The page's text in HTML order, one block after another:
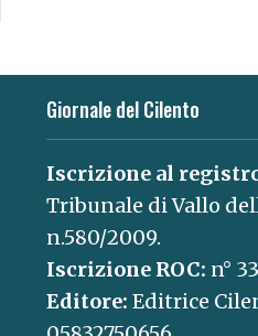
Giornale del Cilento
Iscrizione al
Tribunale di Vallo
n.580/2009.
Iscrizione ROC: n°
Editore: Editrice